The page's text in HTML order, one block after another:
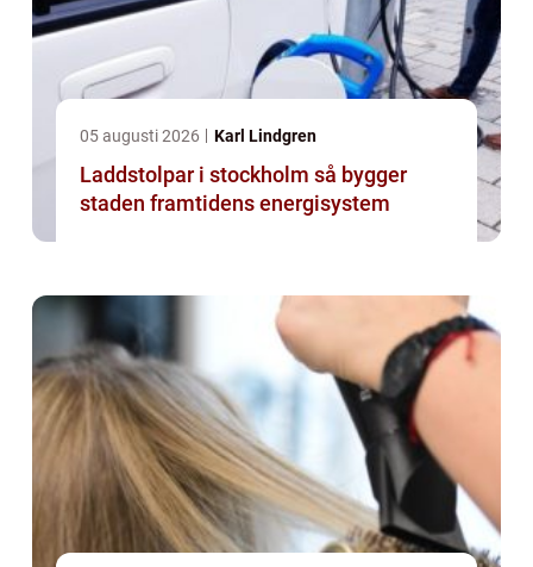
05 augusti 2026 Karl Lindgren
Laddstolpar i stockholm så bygger
staden framtidens energisystem